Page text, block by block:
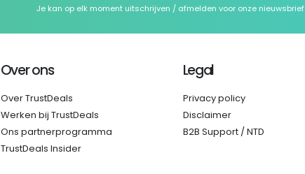
Je kan op elk moment uitschrijven / afmelden voor onze nieuwsbrief
Over ons
Over TrustDeals
Werken bij TrustDeals
Ons partnerprogramma
TrustDeals Insider
Legal
Privacy policy
Disclaimer
B2B Support / NTD